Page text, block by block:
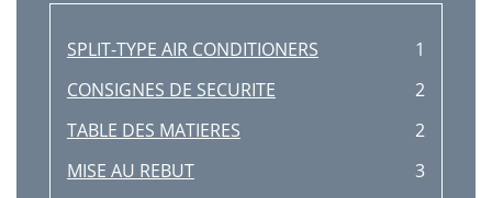
SPLIT-TYPE AIR CONDITIONERS
1
CONSIGNES DE SECURITE
2
TABLE DES MATIERES
2
MISE AU REBUT
3